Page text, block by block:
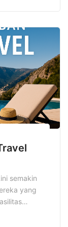
sehat
karena
semakin
yang